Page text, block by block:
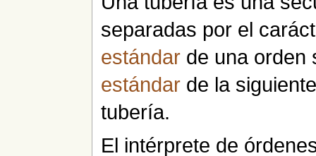
separadas por el
estándar de una
estándar de la
tubería.
El intérprete de